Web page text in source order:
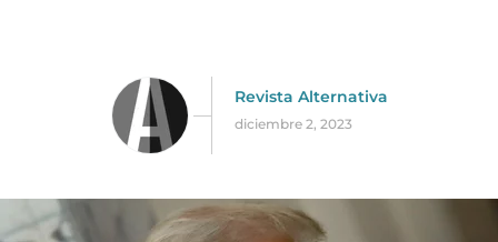
Revista Alternativa
diciembre 2, 2023